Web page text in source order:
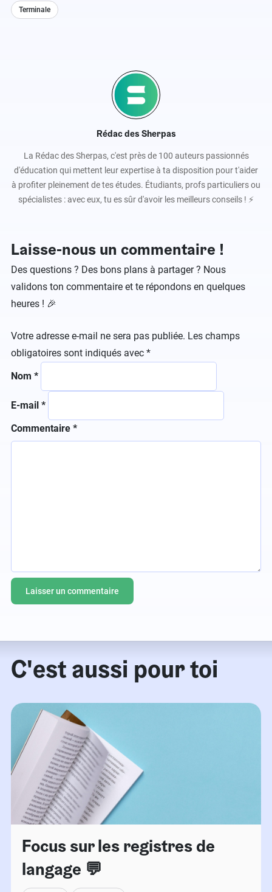
Rédac des Sherpas
La Rédac des Sherpas, c'est près de 100 auteurs passionnés
d'éducation qui mettent leur expertise à ta disposition pour t'aider
à profiter pleinement de tes études. Étudiants, profs particuliers ou
spécialistes : avec eux, tu es sûr d'avoir les meilleurs conseils ! ⚡️
Terminale
Laisse-nous un commentaire !
Des questions ? Des bons plans à partager ? Nous
validons ton commentaire et te répondons en quelques
heures ! 🎉
Votre adresse e-mail ne sera pas publiée. Les champs
obligatoires sont indiqués avec *
Commentaire *
Nom *
E-mail *
C'est aussi pour toi
Focus sur les registres de
langage 💬